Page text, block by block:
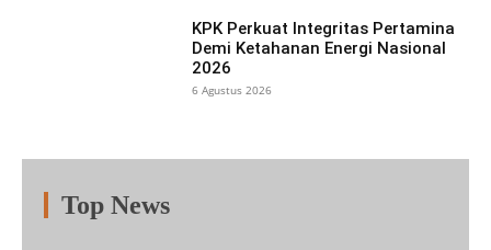
KPK Perkuat Integritas Pertamina
Demi Ketahanan Energi Nasional
2026
6 Agustus 2026
Top News